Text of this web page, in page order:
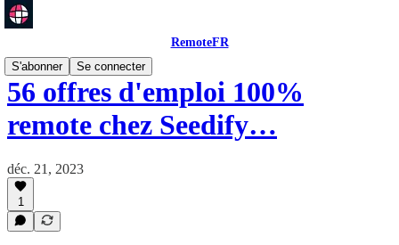
RemoteFR
S'abonner
Se connecter
56 offres d'emploi 100%
remote chez Seedify…
déc. 21, 2023
1